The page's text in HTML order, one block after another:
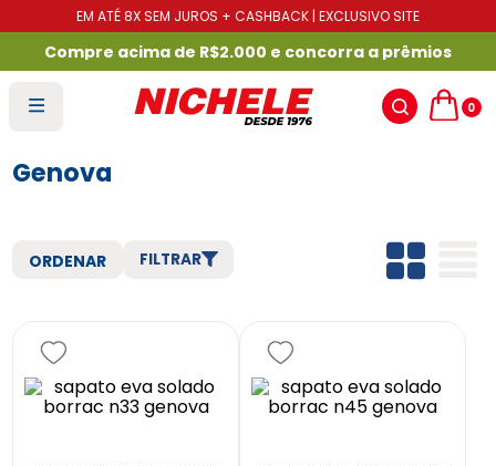
EM ATÉ 8X SEM JUROS + CASHBACK | EXCLUSIVO SITE
Compre acima de R$2.000 e concorra a prêmios
0
Genova
FILTRAR